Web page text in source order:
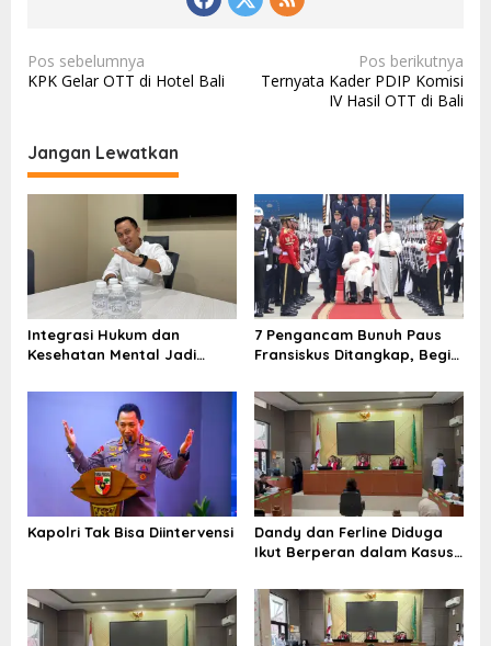
N
a
i
g
s
p
o
s
Pos sebelumnya
KPK Gelar OTT di Hotel Bali
Pos berikutnya
Ternyata Kader PDIP Komisi
IV Hasil OTT di Bali
Jangan Lewatkan
Integrasi Hukum dan
Kesehatan Mental Jadi
Siber
7 Pengancam Bunuh Paus
Fransiskus Ditangkap, Begini
Diungkap Densus 88
Kapolri Tak Bisa Diintervensi
Dandy dan Ferline Diduga
Ikut Berperan dalam Kasus